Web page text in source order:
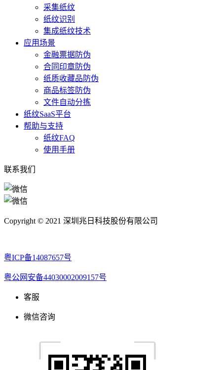
采集纸纹
纸纹识别
集成纸纹技术
应用场景
金融票据防伪
合同印章防伪
纸质收藏品防伪
商品标签防伪
文件自动分拣
纸纹SaaS平台
帮助与支持
纸纹FAQ
使用手册
联系我们
Copyright © 2021 深圳兆日科技股份有限公司
粤ICP备14087657号
粤公网安备44030002009157号
客服
微信咨询